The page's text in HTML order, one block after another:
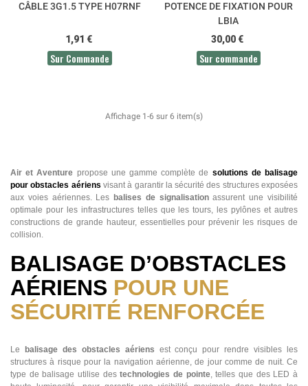
CÂBLE 3G1.5 TYPE H07RNF
1,91 €
Sur Commande
POTENCE DE FIXATION POUR
LBIA
30,00 €
Sur commande
Affichage 1-6 sur 6 item(s)
Air et Aventure propose une gamme complète de solutions de balisage
pour obstacles aériens visant à garantir la sécurité des structures exposées
aux voies aériennes. Les balises de signalisationassurent une visibilité
optimale pour les infrastructures telles que les tours, les pylônes et autres
constructions de grande hauteur, essentielles pour prévenir les risques de
collision.
BALISAGE D’OBSTACLES
AÉRIENS POUR UNE
SÉCURITÉ RENFORCÉE
Le balisage des obstacles aériens est conçu pour rendre visibles les
structures à risque pour la navigation aérienne, de jour comme de nuit. Ce
type de balisage utilise destechnologies de pointe, telles que des LED à